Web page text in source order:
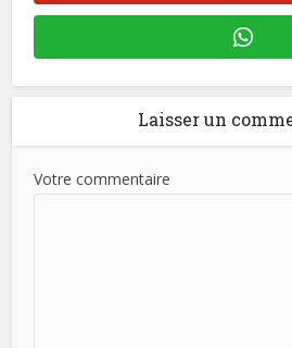
Laisser un
Votre commentaire